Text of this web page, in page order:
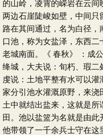
的山岭，凌霄的嵘岩在云间
两边石崖陡峻如壁，中间只
路在其间通过，名为白径
口池，称为女盐泽，东西
老城南面。《 春秋》 ：成
绛城，大夫说：旬朽、瑕二
虔说：土地平整有水可以
家分引池水灌溉原野，来
土中就结出盐来，这就是
田。池以盐篮为名就是由此
他带领了一千余兵士守在这